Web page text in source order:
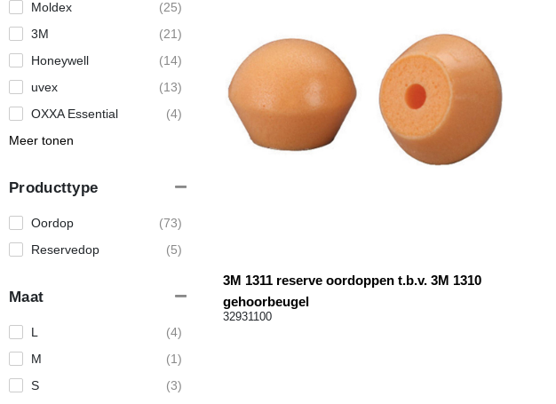
Moldex
(25)
3M
(21)
Honeywell
(14)
uvex
(13)
OXXA Essential
(4)
Meer tonen
Producttype
Oordop
(73)
Reservedop
(5)
Maat
L
(4)
M
(1)
S
(3)
3M 1311 reserve oordoppen t.b.v. 3M 1310
gehoorbeugel
32931100